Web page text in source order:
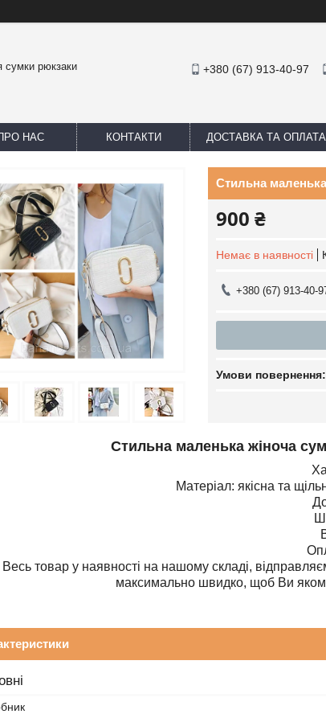
сумки рюкзаки
+380 (67) 913-40-97
НАС КОНТАКТИ ДОСТАВКА ТА ОПЛАТА
Стильна
900 ₴
Немає в наявності
+380 (67) 913-40-
Стильна маленька жіноча
Матеріал: якісна та
Весь товар у наявності на нашому складі,
максимально швидко, щоб Ви